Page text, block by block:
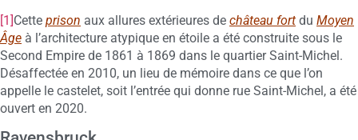
[1]Cette prison aux allures extérieures de château fort du Moyen
Âge à l’architecture atypique en étoile a été construite sous le
Second Empire de 1861 à 1869 dans le quartier Saint-Michel.
Désaffectée en 2010, un lieu de mémoire dans ce que l’on
appelle le castelet, soit l’entrée qui donne rue Saint-Michel, a été
ouvert en 2020.